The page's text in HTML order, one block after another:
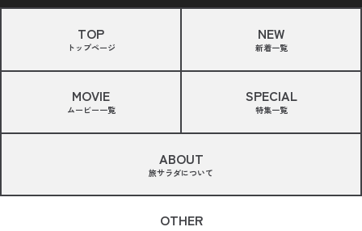
TOP
トップページ
NEW
新着一覧
MOVIE
ムービー一覧
SPECIAL
特集一覧
ABOUT
旅サラダについて
OTHER